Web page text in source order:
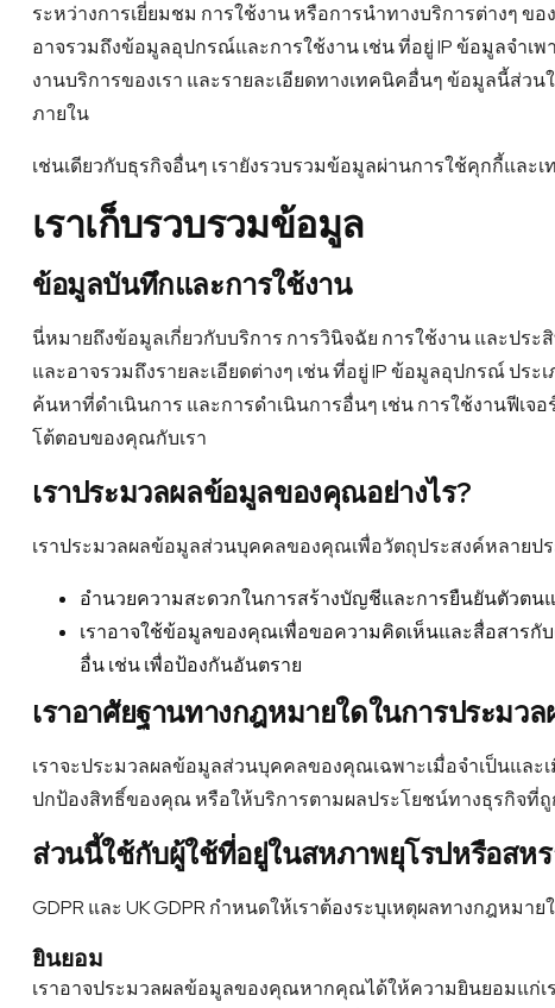
ระหว่างการเยี่ยมชม การใช้งาน หรือการนำทางบริการต่างๆ
อาจรวมถึงข้อมูลอุปกรณ์และการใช้งาน เช่น ที่อยู่ IP ข้อมูลจำเ
งานบริการของเรา และรายละเอียดทางเทคนิคอื่นๆ ข้อมูลนี้ส่ว
ภายใน
เช่นเดียวกับธุรกิจอื่นๆ เรายังรวบรวมข้อมูลผ่านการใช้คุกกี้และ
เราเก็บรวบรวมข้อมูล
ข้อมูลบันทึกและการใช้งาน
นี่หมายถึงข้อมูลเกี่ยวกับบริการ การวินิจฉัย การใช้งาน และปร
และอาจรวมถึงรายละเอียดต่างๆ เช่น ที่อยู่ IP ข้อมูลอุปกรณ์ ปร
ค้นหาที่ดำเนินการ และการดำเนินการอื่นๆ เช่น การใช้งานฟีเ
โต้ตอบของคุณกับเรา
เราประมวลผลข้อมูลของคุณอย่างไร?
เราประมวลผลข้อมูลส่วนบุคคลของคุณเพื่อวัตถุประสงค์หลายป
อำนวยความสะดวกในการสร้างบัญชีและการยืนยันตัวตน
เราอาจใช้ข้อมูลของคุณเพื่อขอความคิดเห็นและสื่อสารกั
อื่น เช่น เพื่อป้องกันอันตราย
เราอาศัยฐานทางกฎหมายใดในการประม
เราจะประมวลผลข้อมูลส่วนบุคคลของคุณเฉพาะเมื่อจำเป็นแล
ปกป้องสิทธิ์ของคุณ หรือให้บริการตามผลประโยชน์ทางธุรกิจที่ถู
ส่วนนี้ใช้กับผู้ใช้ที่อยู่ในสหภาพยุโรปหรือสห
GDPR และ UK GDPR กำหนดให้เราต้องระบุเหตุผลทางกฎ
ยินยอม
เราอาจประมวลผลข้อมูลของคุณหากคุณได้ให้ความยินยอมแก่